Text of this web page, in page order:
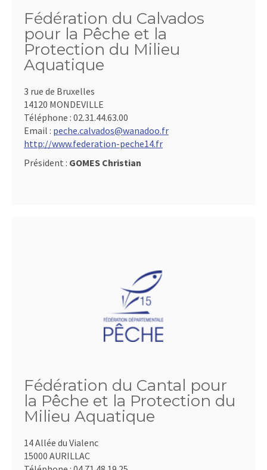
Fédération du Calvados
pour la Pêche et la
Protection du Milieu
Aquatique
3 rue de Bruxelles
14120 MONDEVILLE
Téléphone : 02.31.44.63.00
Email : peche.calvados@wanadoo.fr
http://www.federation-peche14.fr
Président : GOMES Christian
Fédération du Cantal pour
la Pêche et la Protection du
Milieu Aquatique
14 Allée du Vialenc
15000 AURILLAC